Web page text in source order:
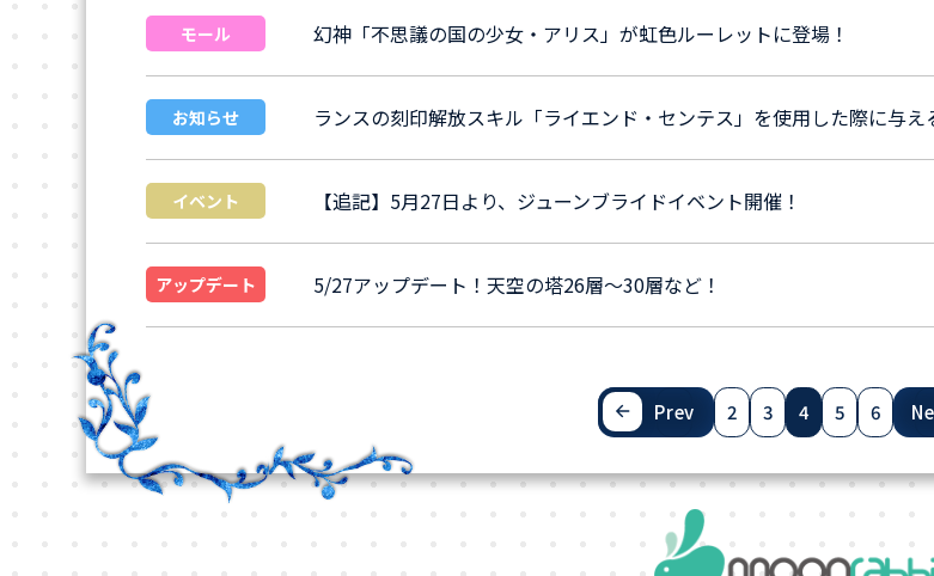
モール 幻神「不思議の国の少女・アリス」が虹色ルーレットに登場！
お知らせ ランスの刻印解放スキル「ライエンド・センテス」を使用した際に与
イベント 【追記】5月27日より、ジューンブライドイベント開催！
アップデート 5/27アップデート！天空の塔26層～30層など！
Prev 2 3 4 5 6